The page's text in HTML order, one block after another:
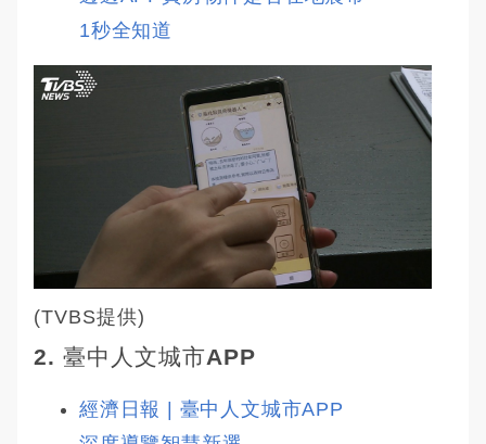
1秒全知道
(TVBS提供)
2. 臺中人文城市APP
經濟日報 | 臺中人文城市APP